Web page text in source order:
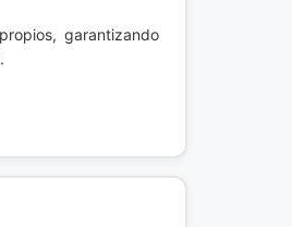
garantizando